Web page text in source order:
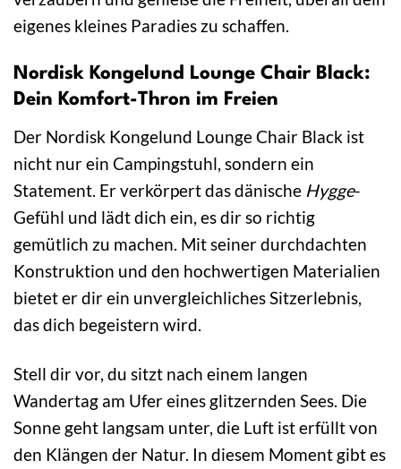
eigenes kleines Paradies zu schaffen.
Nordisk Kongelund Lounge Chair Black:
Dein Komfort-Thron im Freien
Der Nordisk Kongelund Lounge Chair Black ist
nicht nur ein Campingstuhl, sondern ein
Statement. Er verkörpert das dänische Hygge-
Gefühl und lädt dich ein, es dir so richtig
gemütlich zu machen. Mit seiner durchdachten
Konstruktion und den hochwertigen Materialien
bietet er dir ein unvergleichliches Sitzerlebnis,
das dich begeistern wird.
Stell dir vor, du sitzt nach einem langen
Wandertag am Ufer eines glitzernden Sees. Die
Sonne geht langsam unter, die Luft ist erfüllt von
den Klängen der Natur. In diesem Moment gibt es